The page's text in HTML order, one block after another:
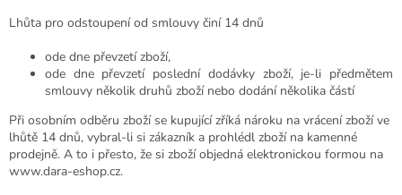
Lhůta pro odstoupení od smlouvy činí 14 dnů
ode dne převzetí zboží,
ode dne převzetí poslední dodávky zboží, je-li předmětem
smlouvy několik druhů zboží nebo dodání několika částí
Při osobním odběru zboží se kupující zříká nároku na vrácení zboží ve
lhůtě 14 dnů, vybral-li si zákazník a prohlédl zboží na kamenné
prodejně. A to i přesto, že si zboží objedná elektronickou formou na
www.dara-eshop.cz.